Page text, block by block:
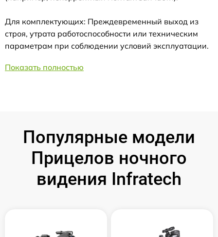
Для комплектующих: Преждевременный выход из
строя, утрата работоспособности или техническим
параметрам при соблюдении условий эксплуатации.
Показать полностью
Популярные модели
Прицелов ночного
видения Infratech